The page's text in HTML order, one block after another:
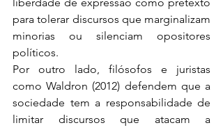
para tolerar discursos que marginalizam
minorias ou silenciam opositores
políticos.
Por outro lado, filósofos e juristas
como Waldron (2012) defendem que a
sociedade tem a responsabilidade de
limitar discursos que atacam a